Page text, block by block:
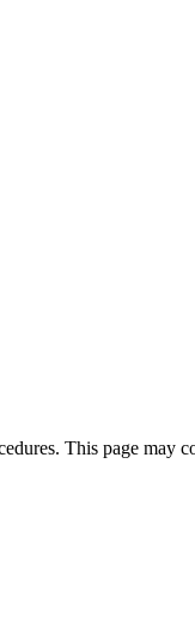
This page may